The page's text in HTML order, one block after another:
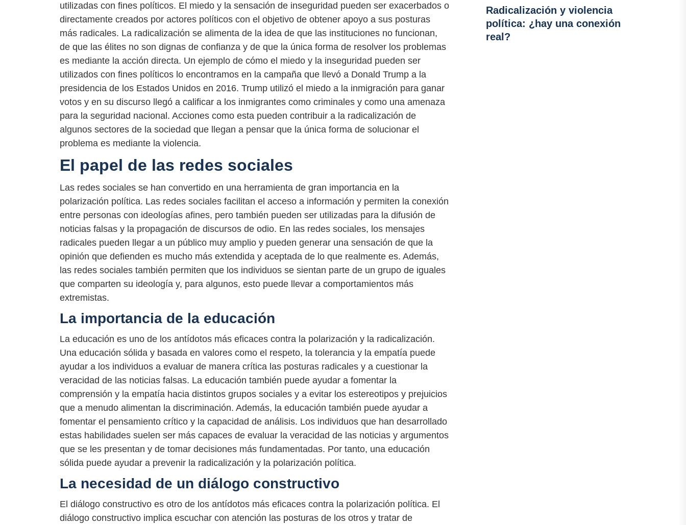
utilizadas con fines políticos. El miedo y la sensación de inseguridad pueden ser exacerbados o
directamente creados por actores políticos con el objetivo de obtener apoyo a sus posturas
más radicales. La radicalización se alimenta de la idea de que las instituciones no funcionan,
de que las élites no son dignas de confianza y de que la única forma de resolver los problemas
es mediante la acción directa. Un ejemplo de cómo el miedo y la inseguridad pueden ser
utilizados con fines políticos lo encontramos en la campaña que llevó a Donald Trump a la
presidencia de los Estados Unidos en 2016. Trump utilizó el miedo a la inmigración para ganar
votos y en su discurso llegó a calificar a los inmigrantes como criminales y como una amenaza
para la seguridad nacional. Acciones como esta pueden contribuir a la radicalización de
algunos sectores de la sociedad que llegan a pensar que la única forma de solucionar el
problema es mediante la violencia.
El papel de las redes sociales
Las redes sociales se han convertido en una herramienta de gran importancia en la
polarización política. Las redes sociales facilitan el acceso a información y permiten la conexión
entre personas con ideologías afines, pero también pueden ser utilizadas para la difusión de
noticias falsas y la propagación de discursos de odio. En las redes sociales, los mensajes
radicales pueden llegar a un público muy amplio y pueden generar una sensación de que la
opinión que defienden es mucho más extendida y aceptada de lo que realmente es. Además,
las redes sociales también permiten que los individuos se sientan parte de un grupo de iguales
que comparten su ideología y, para algunos, esto puede llevar a comportamientos más
extremistas.
La importancia de la educación
La educación es uno de los antídotos más eficaces contra la polarización y la radicalización.
Una educación sólida y basada en valores como el respeto, la tolerancia y la empatía puede
ayudar a los individuos a evaluar de manera crítica las posturas radicales y a cuestionar la
veracidad de las noticias falsas. La educación también puede ayudar a fomentar la
comprensión y la empatía hacia distintos grupos sociales y a evitar los estereotipos y prejuicios
que a menudo alimentan la discriminación. Además, la educación también puede ayudar a
fomentar el pensamiento crítico y la capacidad de análisis. Los individuos que han desarrollado
estas habilidades suelen ser más capaces de evaluar la veracidad de las noticias y argumentos
que se les presentan y de tomar decisiones más fundamentadas. Por tanto, una educación
sólida puede ayudar a prevenir la radicalización y la polarización política.
La necesidad de un diálogo constructivo
El diálogo constructivo es otro de los antídotos más eficaces contra la polarización política. El
diálogo constructivo implica escuchar con atención las posturas de los otros y tratar de
Radicalización y violencia
política: ¿hay una conexión
real?